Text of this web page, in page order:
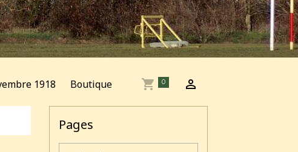
1918 Boutique 0
Pages